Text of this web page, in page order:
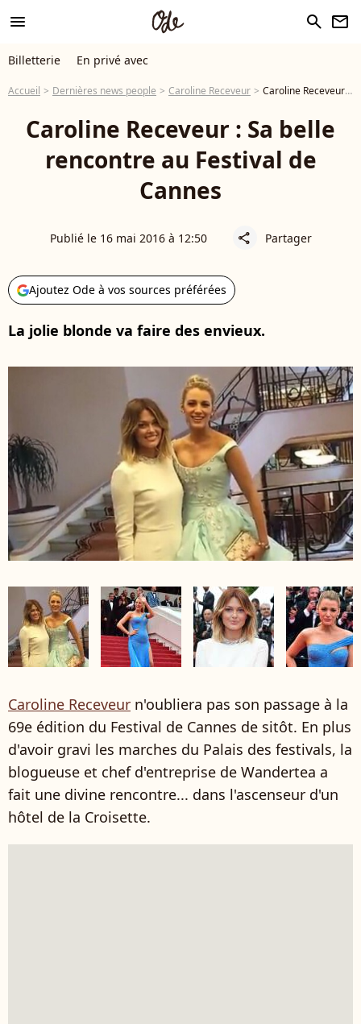
menu search newsletter
Billetterie En privé avec
Accueil Dernières news people Caroline Receveur Caroline Receveur : Sa belle rencontre au Festival de Cannes
Caroline Receveur : Sa belle
rencontre au Festival de
Cannes
Publié le 16 mai 2016 à 12:50 share Partager
Ajoutez Ode à vos sources préférées
La jolie blonde va faire des envieux.
Caroline Receveur n'oubliera pas son passage à la
69e édition du Festival de Cannes de sitôt. En plus
d'avoir gravi les marches du Palais des festivals, la
blogueuse et chef d'entreprise de Wandertea a
fait une divine rencontre... dans l'ascenseur d'un
hôtel de la Croisette.